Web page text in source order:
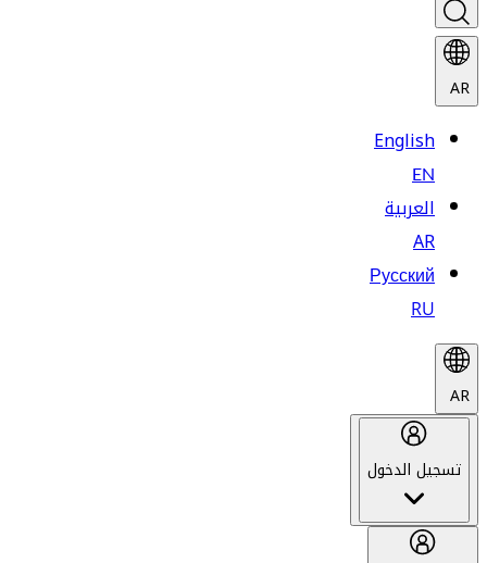
AR
English
EN
العربية
AR
Русский
RU
AR
تسجيل الدخول